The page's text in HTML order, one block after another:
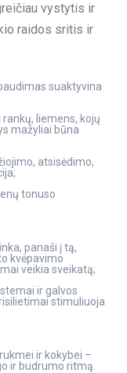
vystytis ir
raidos sritis ir
suaktyvina
liemens, kojų
mažyliai būna
atsisėdimo,
tonuso
panaši į tą,
kvėpavimo
veikia sveikatą;
ir galvos
stimuliuoja
ir kokybei –
ir budrumo ritmą.